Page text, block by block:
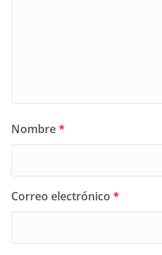
Nombre*
Correo electrónico *